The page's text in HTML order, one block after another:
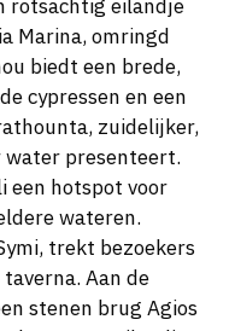
rotsachtig eilandje
Marina, omringd
biedt een brede,
cypressen en een
zuidelijker,
water presenteert.
een hotspot voor
wateren.
trekt bezoekers
Aan de
stenen brug Agios